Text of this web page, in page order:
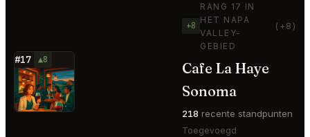
#17 ▲8
⭐
+8
RANG 17 IN
HET NAPA
VALLEY-
GEBIED
(+8)
Cafe La Haye
Sonoma
218 recente standpunten
Toegevoegd